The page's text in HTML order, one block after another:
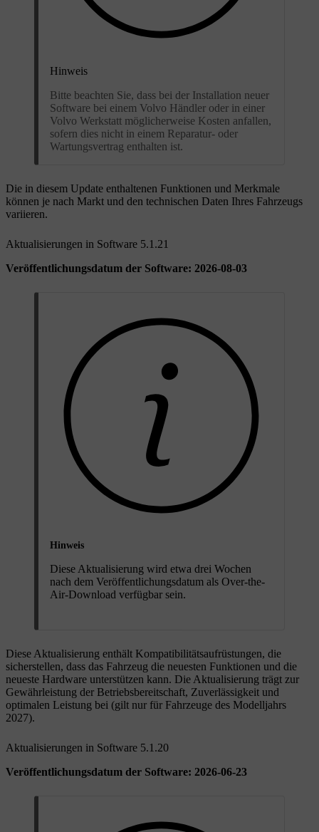
Hinweis
Bitte beachten Sie, dass bei der Installation neuer
Software bei einem Volvo Händler oder in einer
Volvo Werkstatt möglicherweise Kosten anfallen,
sofern dies nicht in einem Reparatur- oder
Wartungsvertrag enthalten ist.
Die in diesem Update enthaltenen Funktionen und Merkmale
können je nach Markt und den technischen Daten Ihres Fahrzeugs
variieren.
Aktualisierungen in Software 5.1.21
Veröffentlichungsdatum der Software: 2026-08-03
Hinweis
Diese Aktualisierung wird etwa drei Wochen
nach dem Veröffentlichungsdatum als Over-the-
Air-Download verfügbar sein.
Diese Aktualisierung enthält Kompatibilitätsaufrüstungen, die
sicherstellen, dass das Fahrzeug die neuesten Funktionen und die
neueste Hardware unterstützen kann. Die Aktualisierung trägt zur
Gewährleistung der Betriebsbereitschaft, Zuverlässigkeit und
optimalen Leistung bei (gilt nur für Fahrzeuge des Modelljahrs
2027).
Aktualisierungen in Software 5.1.20
Veröffentlichungsdatum der Software: 2026-06-23